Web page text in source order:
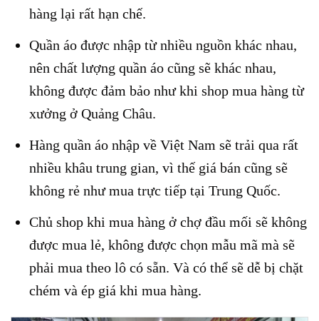
hàng lại rất hạn chế.
Quần áo được nhập từ nhiều nguồn khác nhau,
nên chất lượng quần áo cũng sẽ khác nhau,
không được đảm bảo như khi shop mua hàng từ
xưởng ở Quảng Châu.
Hàng quần áo nhập về Việt Nam sẽ trải qua rất
nhiều khâu trung gian, vì thế giá bán cũng sẽ
không rẻ như mua trực tiếp tại Trung Quốc.
Chủ shop khi mua hàng ở chợ đầu mối sẽ không
được mua lẻ, không được chọn mẫu mã mà sẽ
phải mua theo lô có sẵn. Và có thể sẽ dễ bị chặt
chém và ép giá khi mua hàng.